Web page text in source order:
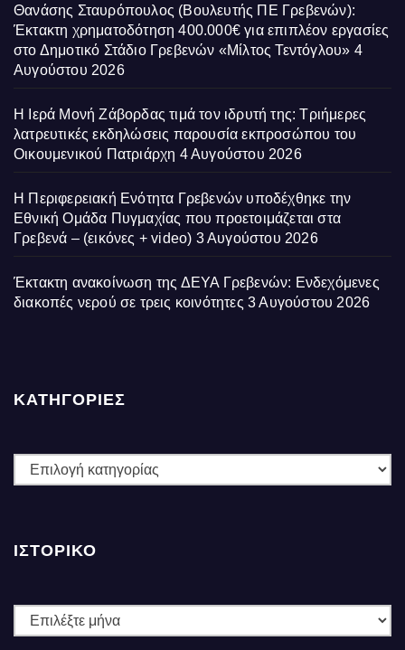
Θανάσης Σταυρόπουλος (Βουλευτής ΠΕ Γρεβενών):
Έκτακτη χρηματοδότηση 400.000€ για επιπλέον εργασίες
στο Δημοτικό Στάδιο Γρεβενών «Μίλτος Τεντόγλου» 4
Αυγούστου 2026
Η Ιερά Μονή Ζάβορδας τιμά τον ιδρυτή της: Τριήμερες
λατρευτικές εκδηλώσεις παρουσία εκπροσώπου του
Οικουμενικού Πατριάρχη 4 Αυγούστου 2026
Η Περιφερειακή Ενότητα Γρεβενών υποδέχθηκε την
Εθνική Ομάδα Πυγμαχίας που προετοιμάζεται στα
Γρεβενά – (εικόνες + video) 3 Αυγούστου 2026
Έκτακτη ανακοίνωση της ΔΕΥΑ Γρεβενών: Ενδεχόμενες
διακοπές νερού σε τρεις κοινότητες 3 Αυγούστου 2026
ΚΑΤΗΓΟΡΙΕΣ
ΚΑΤΗΓΟΡΙΕΣ
ΙΣΤΟΡΙΚΌ
Ιστορικό